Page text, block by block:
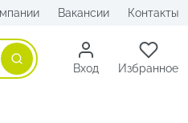
Вакансии Контакты
Поиск
Вход Избранное